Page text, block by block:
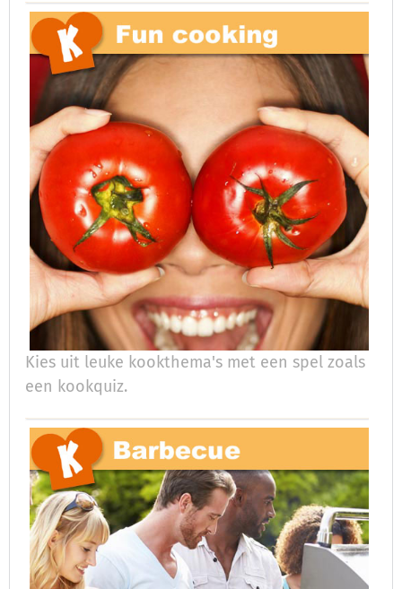
Kies uit leuke kookthema's met een spel zoals
een kookquiz.